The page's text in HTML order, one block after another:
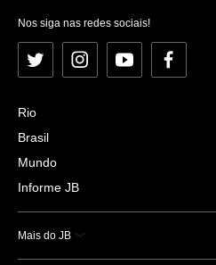
Nos siga nas redes sociais!
Twitter InstagramYouTubeFacebook
Rio
Brasil
Mundo
Informe JB
Mais do JB
Esportes